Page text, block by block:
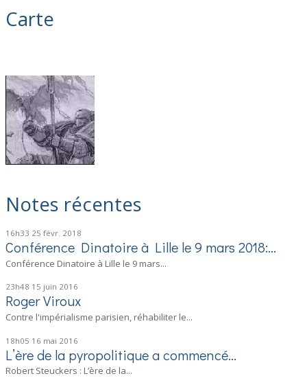
Carte
Notes récentes
16h33 25 févr. 2018
Conférence Dinatoire à Lille le 9 mars 2018:...
Conférence Dinatoire à Lille le 9 mars...
23h48 15 juin 2016
Roger Viroux
Contre l'impérialisme parisien, réhabiliter le...
18h05 16 mai 2016
L’ère de la pyropolitique a commencé…
Robert Steuckers : L’ère de la...